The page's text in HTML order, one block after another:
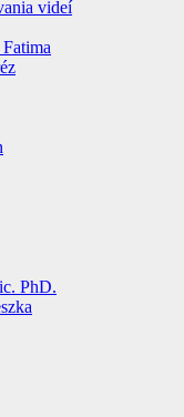
videí
PhD.